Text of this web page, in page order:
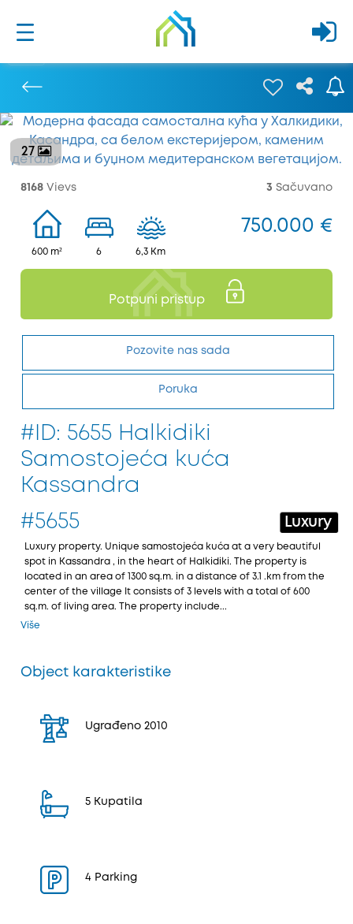
27
8168 Vievs 3 Sačuvano
600 m² 6 6,3 Km
750.000 €
Potpuni pristup
Pozovite nas sada
Poruka
#ID: 5655 Halkidiki
Samostojeća kuća
Kassandra
#5655
Luxury
Luxury property. Unique samostojeća kuća at a very beautiful
spot in Kassandra , in the heart of Halkidiki. The property is
located in an area of 1300 sq.m. in a distance of 3.1 .km from the
center of the village It consists of 3 levels with a total of 600
sq.m. of living area. The property include...
Više
Object karakteristike
Ugrađeno 2010
5 Kupatila
4 Parking